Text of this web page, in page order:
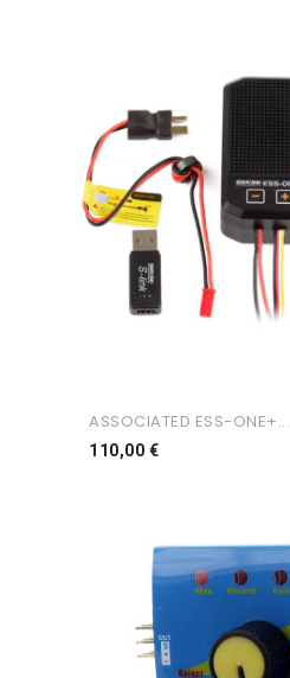
ASSOCIATED ESS-ONE+...
110,00 €Preço